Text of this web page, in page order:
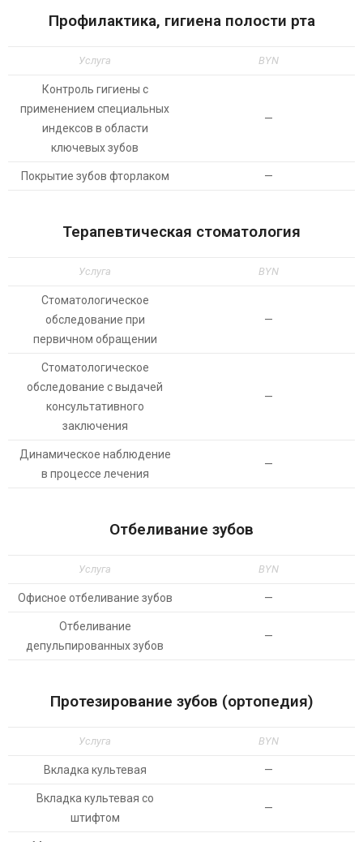
Профилактика, гигиена полости рта
Услуга BYN
Контроль гигиены с
применением специальных
индексов в области
ключевых зубов
—
Покрытие зубов фторлаком —
Терапевтическая стоматология
Услуга BYN
Стоматологическое
обследование при
первичном обращении
—
Стоматологическое
обследование с выдачей
консультативного
заключения
—
Динамическое наблюдение
в процессе лечения
—
Отбеливание зубов
Услуга BYN
Офисное отбеливание зубов —
Отбеливание
депульпированных зубов
—
Протезирование зубов (ортопедия)
Услуга BYN
Вкладка культевая —
Вкладка культевая со
штифтом
—